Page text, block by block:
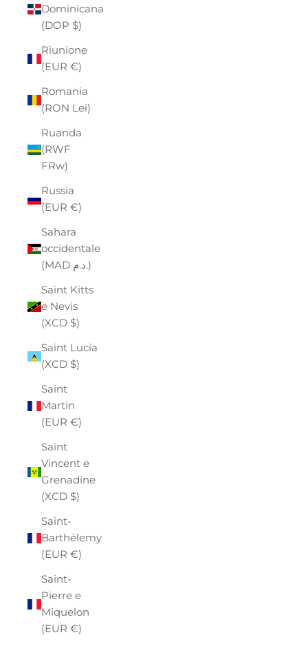
Dominicana
(DOP $)
Riunione
(EUR €)
Romania
(RON Lei)
Ruanda
(RWF
FRw)
Russia
(EUR €)
Sahara
occidentale
(MAD د.م.)
Saint Kitts
e Nevis
(XCD $)
Saint Lucia
(XCD $)
Saint
Martin
(EUR €)
Saint
Vincent e
Grenadine
(XCD $)
Saint-
Barthélemy
(EUR €)
Saint-
Pierre e
Miquelon
(EUR €)